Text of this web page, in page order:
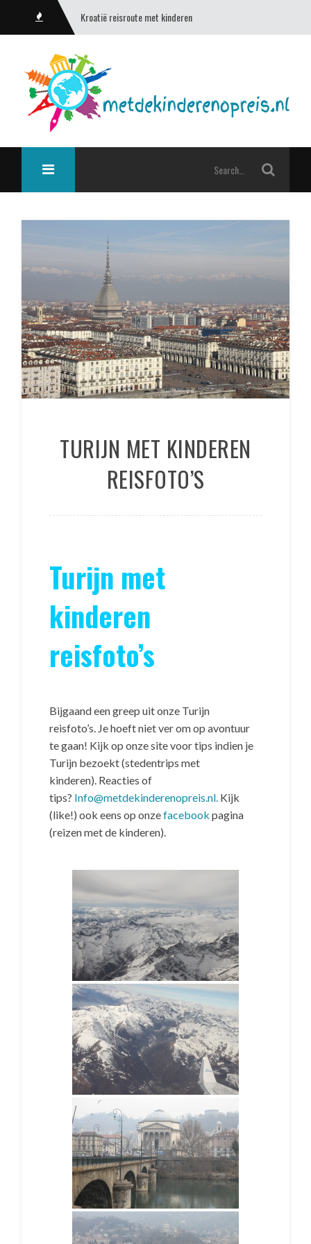
Kroatië reisroute met kinderen
TURIJN MET KINDEREN
REISFOTO’S
Turijn met
kinderen
reisfoto’s
Bijgaand een greep uit onze Turijn
reisfoto’s. Je hoeft niet ver om op avontuur
te gaan! Kijk op onze site voor tips indien je
Turijn bezoekt (stedentrips met
kinderen). Reacties of
tips? Info@metdekinderenopreis.nl. Kijk
(like!) ook eens op onzefacebook pagina
(reizen met de kinderen).